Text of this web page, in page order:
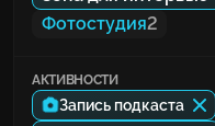
Фотостудия2
АКТИВНОСТИ
Запись подкаста